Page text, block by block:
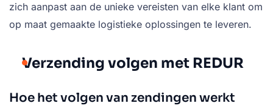
zich aanpast aan de unieke vereisten van elke klant om
op maat gemaakte logistieke oplossingen te leveren.
Verzending volgen met REDUR
Hoe het volgen van zendingen werkt